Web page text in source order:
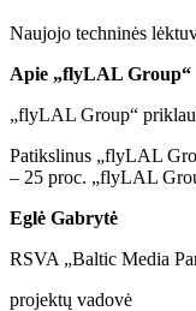
Naujojo techninės
Apie „flyLAL Group“
„flyLAL Group“
Patikslinus „flyLAL
– 25 proc. „flyLAL
Eglė Gabrytė
RSVA „Baltic Media
projektų vadovė